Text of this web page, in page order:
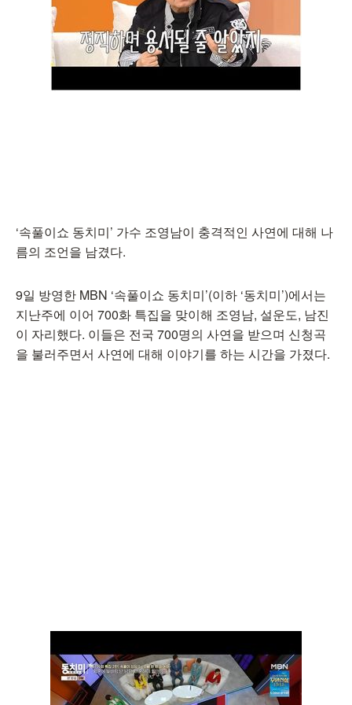
‘속풀이쇼 동치미’ 가수 조영남이 충격적인 사연에 대해 나
름의 조언을 남겼다.
9일 방영한 MBN ‘속풀이쇼 동치미’(이하 ‘동치미’)에서는
지난주에 이어 700화 특집을 맞이해 조영남, 설운도, 남진
이 자리했다. 이들은 전국 700명의 사연을 받으며 신청곡
을 불러주면서 사연에 대해 이야기를 하는 시간을 가졌다.